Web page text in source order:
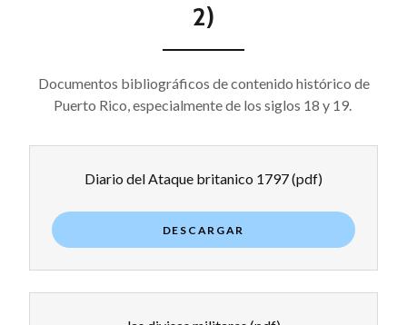
2)
Documentos bibliográficos de contenido histórico de
Puerto Rico, especialmente de los siglos 18 y 19.
Diario del Ataque britanico 1797(pdf)
DESCARGAR